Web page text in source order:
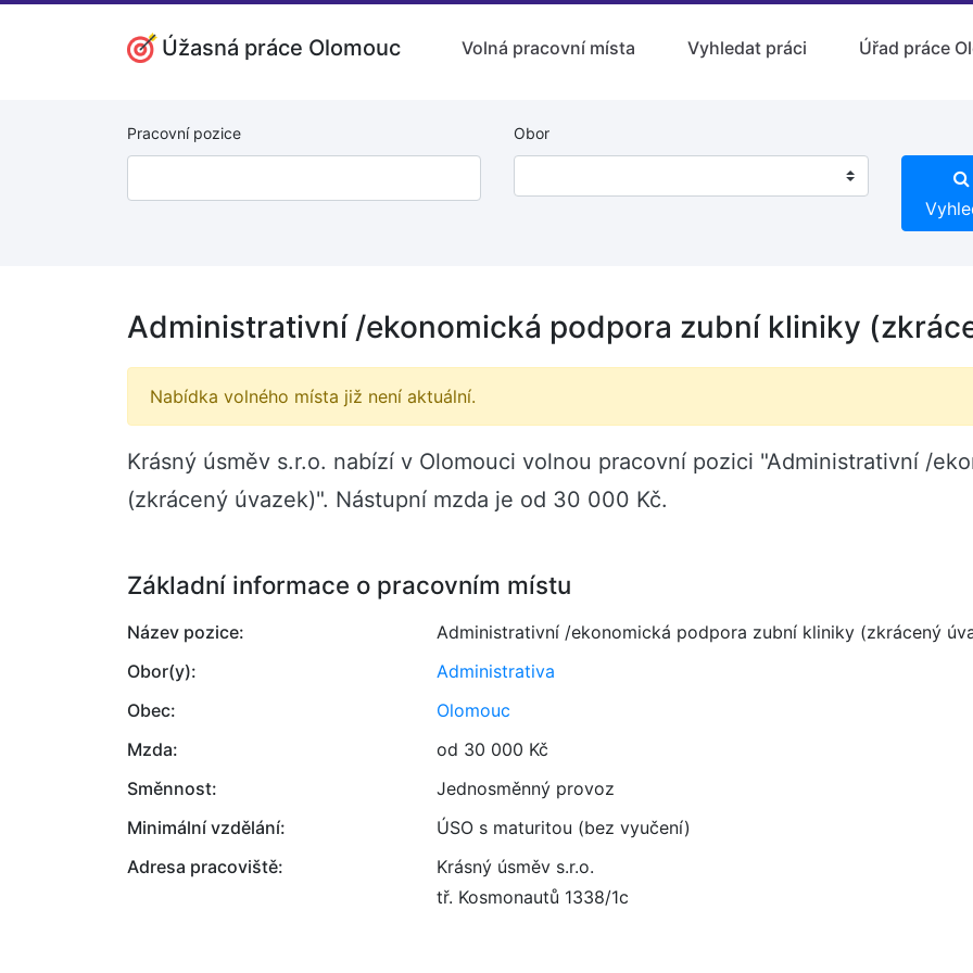
Úžasná práce Olomouc Volná pracovní místa Vyhledat práci Úřad práce
Pracovní pozice Obor
Administrativní /ekonomická podpora zubní kliniky
Nabídka volného místa již není aktuální.
Krásný úsměv s.r.o. nabízí v Olomouci volnou pracovní pozici "Administrativní /
(zkrácený úvazek)". Nástupní mzda je od 30 000 Kč.
Základní informace o pracovním místu
Název pozice:
Administrativní /ekonomická podpora zubní kliniky (zkrácený
Obor(y):
Administrativa
Obec:
Olomouc
Mzda:
od 30 000 Kč
Směnnost:
Jednosměnný provoz
Minimální vzdělání:
ÚSO s maturitou (bez vyučení)
Adresa pracoviště:
Krásný úsměv s.r.o.
tř. Kosmonautů 1338/1c